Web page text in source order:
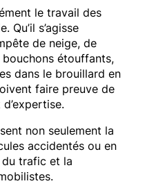
le travail des
Qu’il s’agisse
de neige, de
étouffants,
dans le brouillard en
faire preuve de
non seulement la
accidentés ou en
du trafic et la